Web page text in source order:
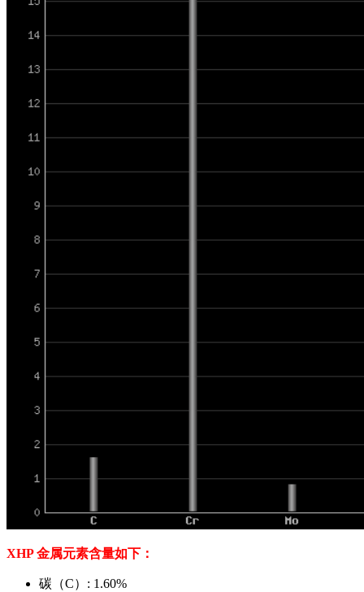
XHP 金属元素含量如下：
碳（C）: 1.60%